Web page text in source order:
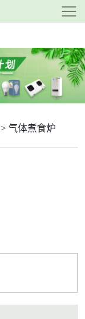
> 气体煮食炉